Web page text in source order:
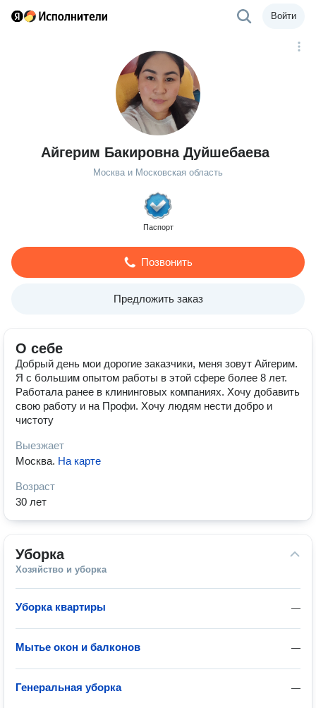
Войти
Айгерим Бакировна Дуйшебаева
Москва и Московская область
Паспорт
Позвонить
Предложить заказ
О себе
Добрый день мои дорогие заказчики, меня зовут Айгерим.
Я с большим опытом работы в этой сфере более 8 лет.
Работала ранее в клининговых компаниях. Хочу добавить
свою работу и на Профи. Хочу людям нести добро и
чистоту
Выезжает
Москва. На карте
Возраст
30 лет
Уборка
Хозяйство и уборка
—
Уборка квартиры
—
Мытье окон и балконов
—
Генеральная уборка